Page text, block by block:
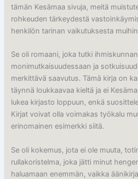
tämän Kesämaa sivuja, meitä
rohkeuden tärkeydestä
henkilön tarinan vaikutuksesta
Se oli romaani, joka tutki
monimutkaisuudessaan ja
merkittävä saavutus. Tämä kirja on
täynnä loukkaavaa kieltä ja ei
lukea kirjasto loppuun, enkä
Kirjat voivat olla voimakas työkalu
erinomainen esimerkki siitä.
Se oli kokemus, jota ei ole muuta,
rullakoristelma, joka jätti minut
haluamaan enemmän, vaikka